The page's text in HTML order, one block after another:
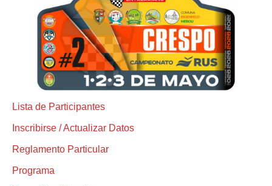
Lista de Participantes
Inscribirse / Actualizar Datos
Reglamento Particular
Programa